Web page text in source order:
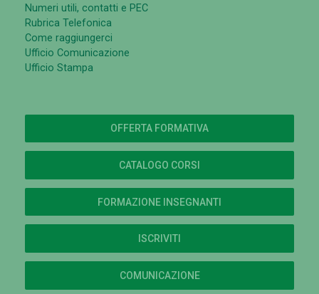
Numeri utili, contatti e PEC
Rubrica Telefonica
Come raggiungerci
Ufficio Comunicazione
Ufficio Stampa
OFFERTA FORMATIVA
CATALOGO CORSI
FORMAZIONE INSEGNANTI
ISCRIVITI
COMUNICAZIONE